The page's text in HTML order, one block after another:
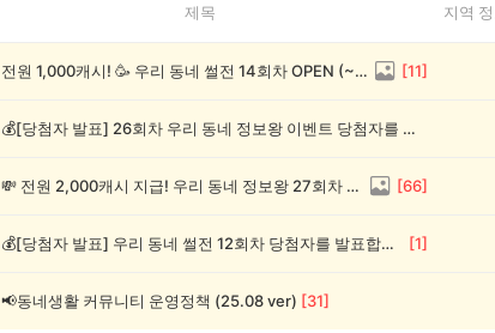
제목 지역
전원 1,000캐시! 🥳 우리 동네 썰전 14회차 OPEN (~8/17) [11]
💰[당첨자 발표] 26회차 우리 동네 정보왕 이벤트 당첨자를 발표합니다!
💸 전원 2,000캐시 지급! 우리 동네 정보왕 27회차 (~8/10) [66]
💰[당첨자 발표] 우리 동네 썰전 12회차 당첨자를 발표합니다! [1]
📢동네생활 커뮤니티 운영정책 (25.08 ver) [31]